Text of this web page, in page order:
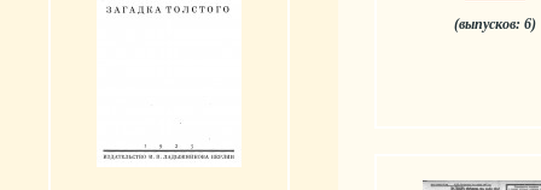
(выпусков: 6)